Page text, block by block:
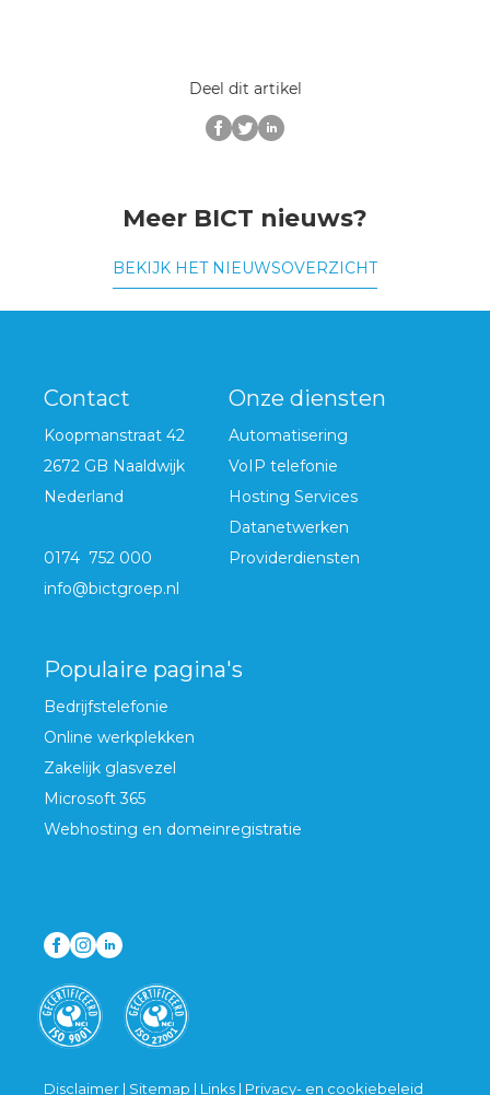
Deel dit artikel
Meer BICT nieuws?
BEKIJK HET NIEUWSOVERZICHT
Contact
Koopmanstraat 42
2672 GB Naaldwijk
Nederland
0174 752 000
info@bictgroep.nl
Onze diensten
Automatisering
VoIP telefonie
Hosting Services
Datanetwerken
Providerdiensten
Populaire pagina's
Bedrijfstelefonie
Online werkplekken
Zakelijk glasvezel
Microsoft 365
Webhosting en domeinregistratie
Disclaimer | Sitemap | Links | Privacy- en cookiebeleid